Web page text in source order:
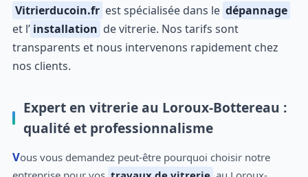
Vitrierducoin.fr est spécialisée dans le dépannage
et l’ installation de vitrerie. Nos tarifs sont
transparents et nous intervenons rapidement chez
nos clients.
Expert en vitrerie au Loroux-Bottereau :
qualité et professionnalisme
Vous vous demandez peut-être pourquoi choisir notre